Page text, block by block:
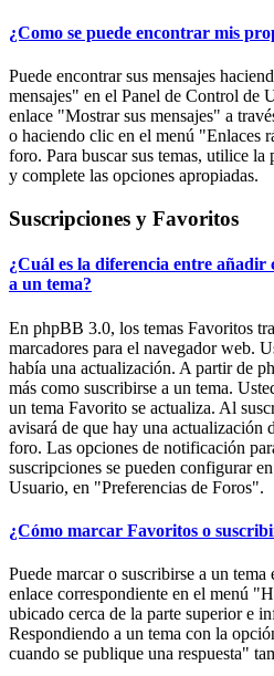
¿Como se puede encontrar mis
Puede encontrar sus mensajes
mensajes" en el Panel de Control de
enlace "Mostrar sus mensajes" a
o haciendo clic en el menú "Enlaces
foro. Para buscar sus temas, utilice la
y complete las opciones apropiadas.
Suscripciones y Favoritos
¿Cuál es la diferencia entre
a un tema?
En phpBB 3.0, los temas Favoritos
marcadores para el navegador web.
había una actualización. A partir de
más como suscribirse a un tema.
un tema Favorito se actualiza. Al
avisará de que hay una actualización
foro. Las opciones de notificación
suscripciones se pueden configurar
Usuario, en "Preferencias de Foros".
¿Cómo marcar Favoritos o
Puede marcar o suscribirse a un
enlace correspondiente en el menú
ubicado cerca de la parte superior e
Respondiendo a un tema con la
cuando se publique una respuesta"